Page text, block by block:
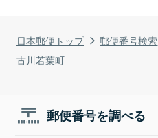
日本郵便トップ 郵便番号検索
古川若葉町
郵便番号を調べる